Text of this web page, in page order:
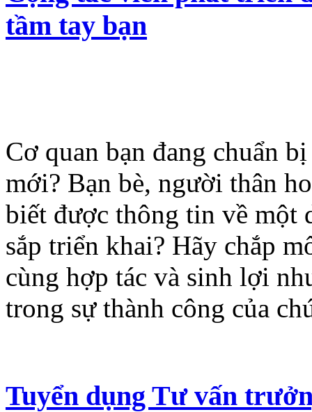
tầm tay bạn
Cơ quan bạn đang chuẩn
mới? Bạn bè, người thân
biết được thông tin về một
sắp triển khai? Hãy chắp
cùng hợp tác và sinh lợi
trong sự thành công của
Tuyển dụng Tư vấn